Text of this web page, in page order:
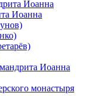
Иоанна
Иоанна
Иоанна
монастыря